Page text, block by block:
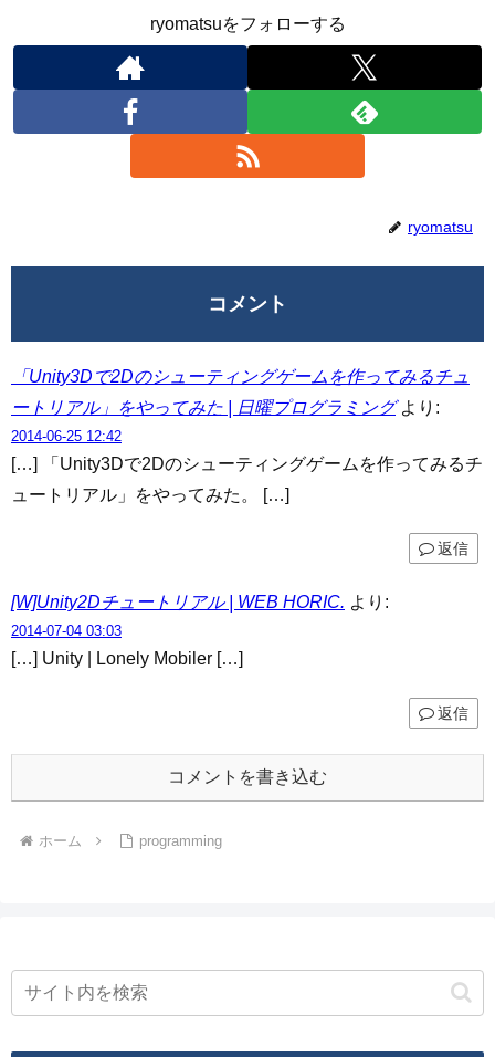
ryomatsuをフォローする
ryomatsu
コメント
「Unity3Dで2Dのシューティングゲームを作ってみるチュ
ートリアル」をやってみた | 日曜プログラミング より:
2014-06-25 12:42
[…] 「Unity3Dで2Dのシューティングゲームを作ってみるチ
ュートリアル」をやってみた。 […]
返信
[W]Unity2Dチュートリアル | WEB HORIC. より:
2014-07-04 03:03
[…] Unity | Lonely Mobiler […]
返信
コメントを書き込む
ホーム programming